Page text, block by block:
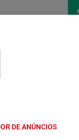
DE ANÚNCIOS